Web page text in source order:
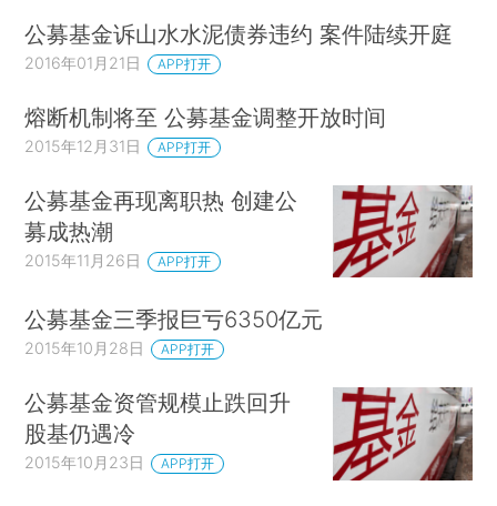
公募基金诉山水水泥债券违约 案件陆续开庭
2016年01月21日 APP打开
熔断机制将至 公募基金调整开放时间
2015年12月31日 APP打开
公募基金再现离职热 创建公
募成热潮
2015年11月26日 APP打开
公募基金三季报巨亏6350亿元
2015年10月28日 APP打开
公募基金资管规模止跌回升
股基仍遇冷
2015年10月23日 APP打开